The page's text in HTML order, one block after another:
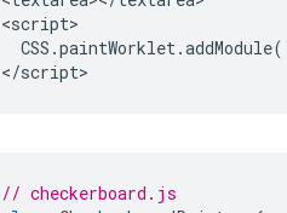
<script>
// checkerboard.js